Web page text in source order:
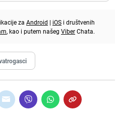
za Android | iOS i društvenih
, kao i putem našeg ViberChata.